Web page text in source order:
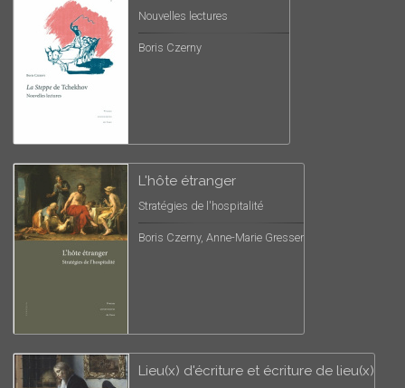
Nouvelles lectures
Boris Czerny
L'hôte étranger
Stratégies de l'hospitalité
Boris Czerny, Anne-Marie Gresser
Lieu(x) d'écriture et écriture de lieu(x)